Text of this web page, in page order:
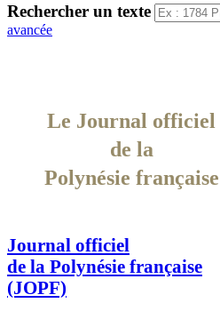
Rechercher un texte
avancée
Le Journal officiel
de la
Polynésie française
Journal officiel
de la Polynésie française
(JOPF)